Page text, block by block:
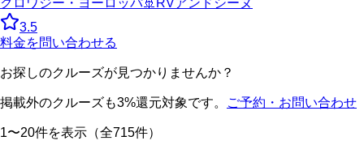
3.5
料金を問い合わせる
お探しのクルーズが見つかりませんか？
掲載外のクルーズも3%還元対象です。 ご予約・お問い合わせ
1〜20件を表示（全715件）